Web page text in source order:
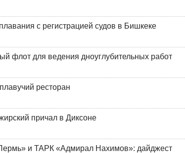
с регистрацией судов в Бишкеке
флот для ведения дноуглубительных работ
ресторан
причал в Диксоне
и ТАРК «Адмирал Нахимов»: дайджест